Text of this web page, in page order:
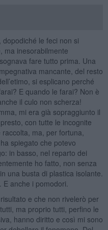
le feci non si
ma inesorabilmente
fare tutto prima. Una
mancante, del resto
si esplicano perché
E quando le farai? Non è
il culo non scherza!
mi era già sopraggiunto il
con tutte le incognite
ma, per fortuna,
spiegato che potevo
in basso, nel reparto dei
ho fatto, non senza
una busta di plastica isolante.
anche i pomodori.
e che non rivelerò per
ma proprio tutti, perfino le
hanno diritto e così mi sono